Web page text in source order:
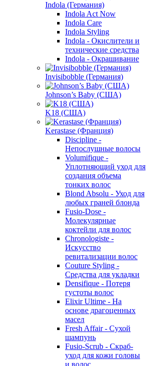
Indola (Германия)
Indola Act Now
Indola Care
Indola Styling
Indola - Окислители и
технические средства
Indola - Окрашивание
Invisibobble (Германия)
Johnson’s Baby (США)
K18 (США)
Kerastase (Франция)
Discipline -
Непослушные волосы
Volumifique -
Уплотняющий уход для
создания объема
тонких волос
Blond Absolu - Уход для
любых граней блонда
Fusio-Dose -
Молекулярные
коктейли для волос
Chronologiste -
Искусство
ревитализации волос
Couture Styling -
Средства для укладки
Densifique - Потеря
густоты волос
Elixir Ultime - На
основе драгоценных
масел
Fresh Affair - Сухой
шампунь
Fusio-Scrub - Скраб-
уход для кожи головы
и волос